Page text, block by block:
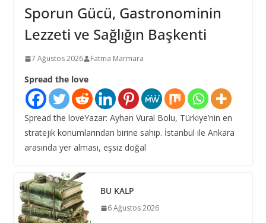
Sporun Gücü, Gastronominin
Lezzeti ve Sağlığın Başkenti
7 Ağustos 2026 Fatma Marmara
Spread the love
Spread the loveYazar: Ayhan Vural Bolu, Türkiye’nin en
stratejik konumlarından birine sahip. İstanbul ile Ankara
arasında yer alması, eşsiz doğal
BU KALP
6 Ağustos 2026